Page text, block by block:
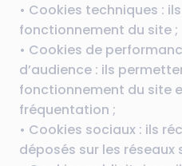
• Cookies techniques :
fonctionnement du site ;
• Cookies de
d’audience : ils
fonctionnement du site
fréquentation ;
• Cookies sociaux : ils
déposés sur les